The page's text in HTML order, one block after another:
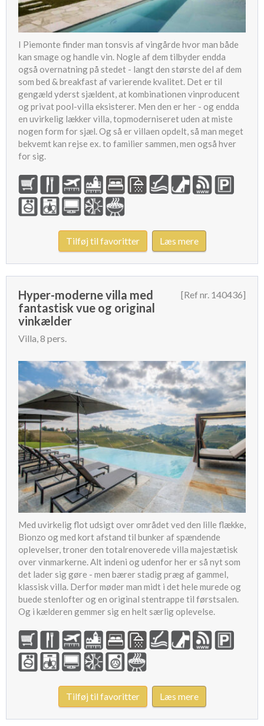
I Piemonte finder man tonsvis af vingårde hvor man både
kan smage og handle vin. Nogle af dem tilbyder endda
også overnatning på stedet - langt den største del af dem
som bed & breakfast af varierende kvalitet. Det er til
gengæld yderst sjældent, at kombinationen vinproducent
og privat pool-villa eksisterer. Men den er her - og endda
en uvirkelig lækker villa, topmoderniseret uden at miste
nogen form for sjæl. Og så er villaen opdelt, så man meget
bekvemt kan rejse ex. to familier sammen, men også hver
for sig.
Tilføj til favoritter Læs mere
Hyper-moderne villa med
fantastisk vue og original
vinkælder
Villa, 8 pers.
[Ref nr. 140436]
Med uvirkelig flot udsigt over området ved den lille flække,
Bionzo og med kort afstand til bunker af spændende
oplevelser, troner den totalrenoverede villa majestætisk
over vinmarkerne. Alt indeni og udenfor her er så nyt som
det lader sig gøre - men bærer stadig præg af gammel,
klassisk villa. Derfor møder man midt i det hele murede og
buede stenlofter og en original stentrappe til førstsalen.
Og i kælderen gemmer sig en helt særlig oplevelse.
Tilføj til favoritter Læs mere